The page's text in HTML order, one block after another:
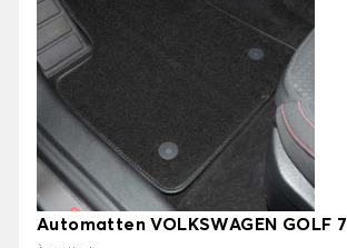
Automatten VOLKSWAGEN GOLF 7